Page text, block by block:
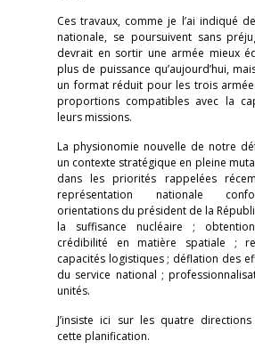
Ces travaux, comme je l’ai indiqué
nationale, se poursuivent sans
devrait en sortir une armée mieux
plus de puissance qu’aujourd’hui,
un format réduit pour les trois
proportions compatibles avec la
leurs missions.
La physionomie nouvelle de notre
un contexte stratégique en pleine
dans les priorités rappelées
représentation nationale
orientations du président de la
la suffisance nucléaire ;
crédibilité en matière spatiale ;
capacités logistiques ; déflation des
du service national ;
unités.
J’insiste ici sur les quatre
cette planification.